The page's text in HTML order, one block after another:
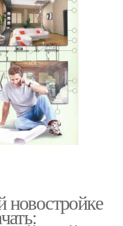
новостройке